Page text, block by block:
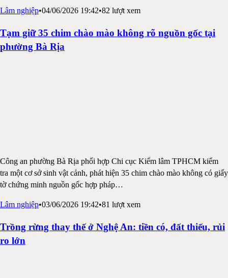
Lâm nghiệp•04/06/2026 19:42•82 lượt xem
Tạm giữ 35 chim chào mào không rõ nguồn gốc tại
phường Bà Rịa
Công an phường Bà Rịa phối hợp Chi cục Kiểm lâm TPHCM kiểm
tra một cơ sở sinh vật cảnh, phát hiện 35 chim chào mào không có giấy
tờ chứng minh nguồn gốc hợp pháp…
Lâm nghiệp•03/06/2026 19:42•81 lượt xem
Trồng rừng thay thế ở Nghệ An: tiền có, đất thiếu, rủi
ro lớn